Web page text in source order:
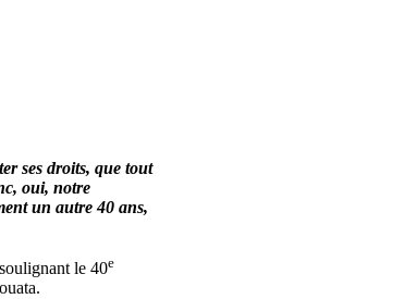
ses droits, que tout
oui, notre
un autre 40 ans,
le 40e